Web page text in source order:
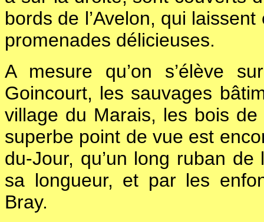
bords de l’Avelon, qui
promenades délicieuses.
A mesure qu’on s’élève
Goincourt, les sauvages
village du Marais, les bois
superbe point de vue est
du-Jour, qu’un long ruban
sa longueur, et par les
Bray.